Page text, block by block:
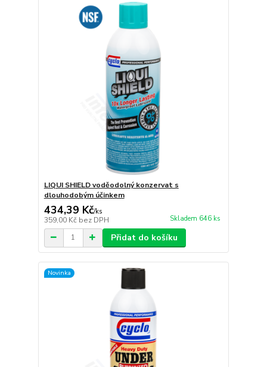
LIQUI SHIELD voděodolný konzervat s
dlouhodobým účinkem
434,39 Kč/ks
359,00 Kč bez DPH Skladem 646 ks
Přidat do košíku
Novinka